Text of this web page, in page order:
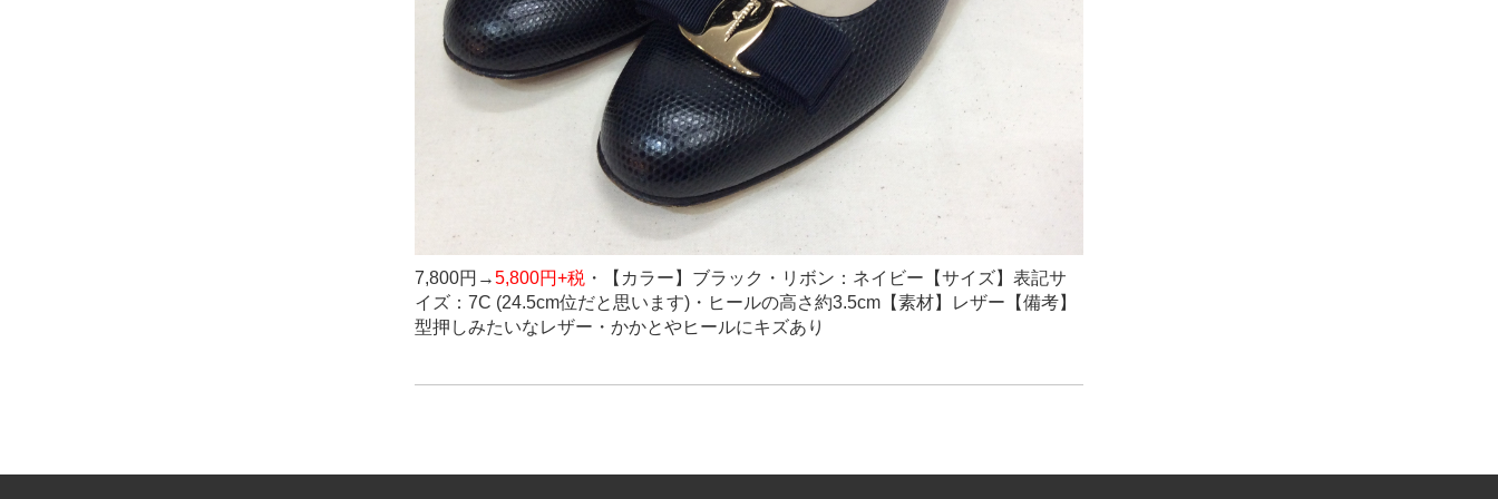
7,800円→5,800円+税 ・ 【カラー】ブラック・リボン：ネイビー 【サイズ】表記サ
イズ：7C (24.5cm位だと思います)・ヒールの高さ約3.5cm 【素材】レザー 【備考】
型押しみたいなレザー・かかとやヒールにキズあり